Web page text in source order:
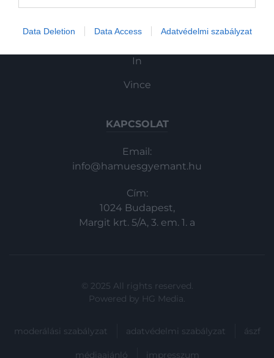
Data Deletion Data Access Adatvédelmi szabályzat
Haszon
In
Vince
KAPCSOLAT
Email:
info@hamuesgyemant.hu
Cím:
1024 Budapest,
Margit krt. 5/A, 3. em. 1. a
© 2025 All rights reserved.
Powered by HG Media.
moderálási szabályzat adatvédelmi szabályzat ászf
médiaajánló impresszum